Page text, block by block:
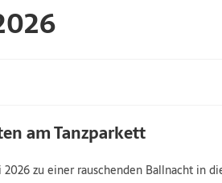
am Tanzparkett
2026 zu einer rauschenden Ballnacht in